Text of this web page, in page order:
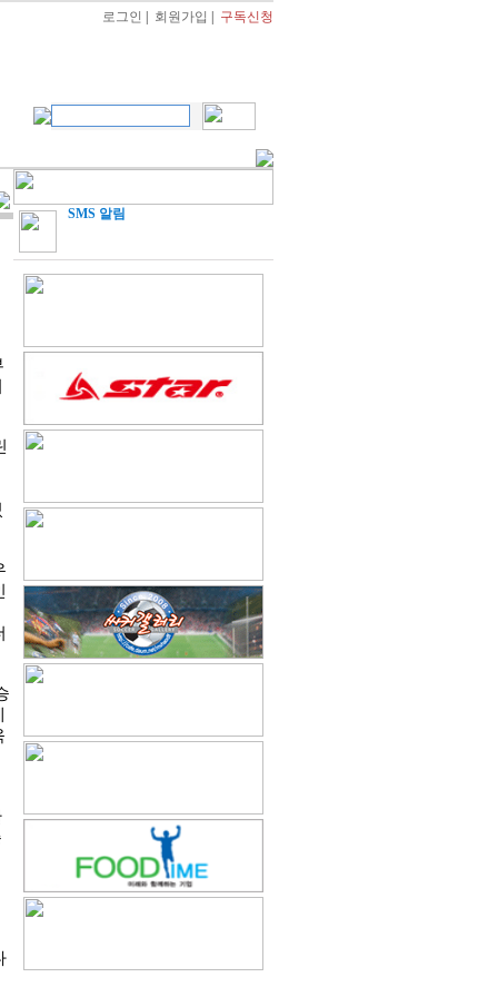
로그인 회원가입 구독신청
SMS 알림